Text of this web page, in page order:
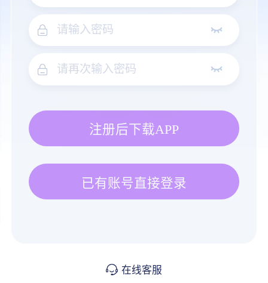
注册后下载APP
已有账号直接登录
在线客服